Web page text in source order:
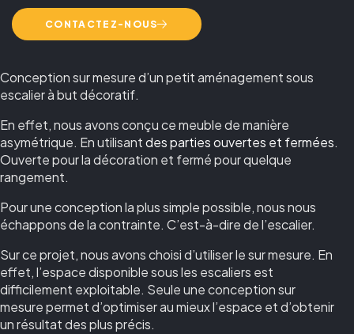
Conception sur mesure d’un petit aménagement sous
escalier à but décoratif.
En effet, nous avons conçu ce meuble de manière
asymétrique. En utilisantdes parties ouvertes et fermées.
Ouverte pour la décoration et fermé pour quelque
rangement.
Pour une conception la plus simple possible, nous nous
échappons de la contrainte. C’est-à-dire de l’escalier.
Sur ce projet, nous avons choisi d’utiliser le sur mesure. En
effet, l’espace disponible sous les escaliers est
difficilement exploitable. Seule une conception sur
mesure permet d’optimiser au mieux l’espace et d’obtenir
un résultat des plus précis.
CONTACTEZ-NOUS